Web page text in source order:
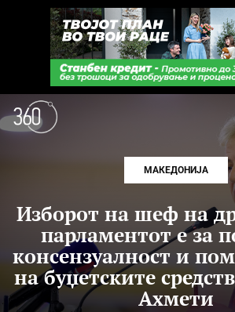
МАКЕДОНИЈА
Изборот на шеф на
парламентот е за
консензуалност и
на буџетските
Ахмети